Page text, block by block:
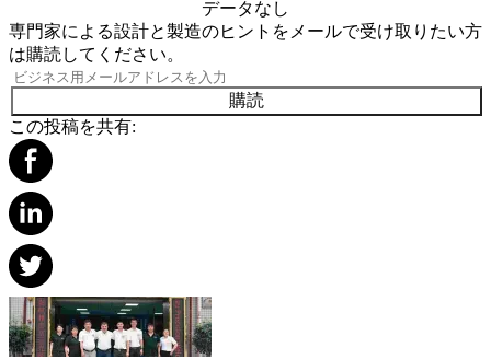
データなし
専門家による設計と製造のヒントをメールで受け取りたい方
は購読してください。
購読
この投稿を共有: